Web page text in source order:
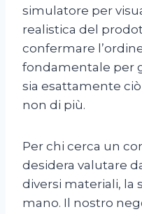
simulatore per
realistica del
confermare
fondamentale per
sia esattamente
non di più.
Per chi cerca un
desidera valutare
diversi materiali, la
mano. Il nostro